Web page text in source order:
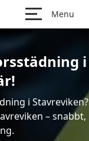
Menu
i
i Stavreviken?
– snabbt,